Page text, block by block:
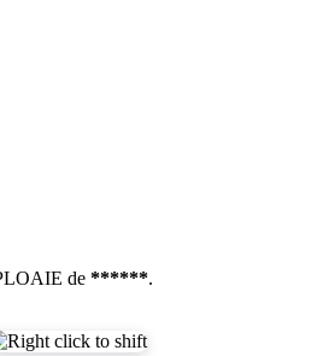
de ******.